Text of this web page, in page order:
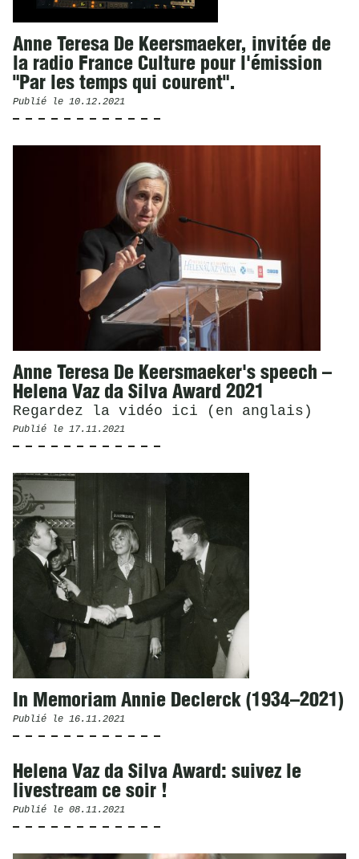
Anne Teresa De Keersmaeker, invitée de
la radio France Culture pour l'émission
"Par les temps qui courent".
Publié le 10.12.2021
Anne Teresa De Keersmaeker's speech –
Helena Vaz da Silva Award 2021
Regardez la vidéo ici (en anglais)
Publié le 17.11.2021
In Memoriam Annie Declerck (1934–2021)
Publié le 16.11.2021
Helena Vaz da Silva Award: suivez le
livestream ce soir !
Publié le 08.11.2021